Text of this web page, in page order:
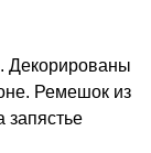
Декорированы
Ремешок из
запястье